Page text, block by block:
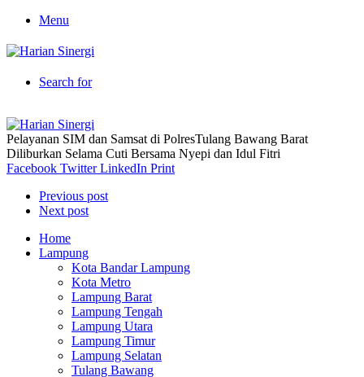
Menu
Search for
Pelayanan SIM dan Samsat di PolresTulang Bawang Barat
Diliburkan Selama Cuti Bersama Nyepi dan Idul Fitri
Facebook Twitter LinkedIn Print
Previous post
Next post
Home
Lampung
Kota Bandar Lampung
Kota Metro
Lampung Barat
Lampung Tengah
Lampung Utara
Lampung Timur
Lampung Selatan
Tulang Bawang